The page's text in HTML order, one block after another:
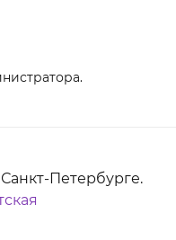
Петербурге.